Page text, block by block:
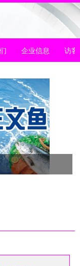
企业信息 访客